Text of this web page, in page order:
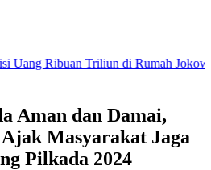
Triliun di Rumah Jokowi|
Aman dan Damai,
Masyarakat Jaga
Pilkada 2024